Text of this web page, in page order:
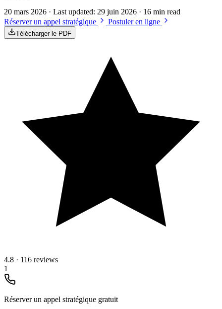
20 mars 2026 · Last updated: 29 juin 2026 · 16 min read
Réserver un appel stratégique
Postuler en ligne
Télécharger le PDF
4.8 · 116 reviews
1
Réserver un appel stratégique gratuit